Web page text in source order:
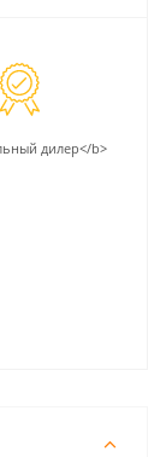
дилер</b>